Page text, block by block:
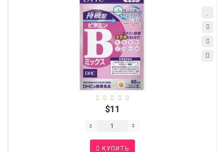
$11
КУПИТЬ